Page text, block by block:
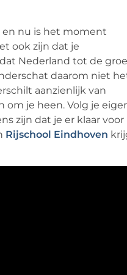
en nu is het moment
ook zijn dat je
Nederland tot de
daarom niet
aanzienlijk van
om je heen. Volg je
zijn dat je er klaar voor
Rijschool Eindhoven